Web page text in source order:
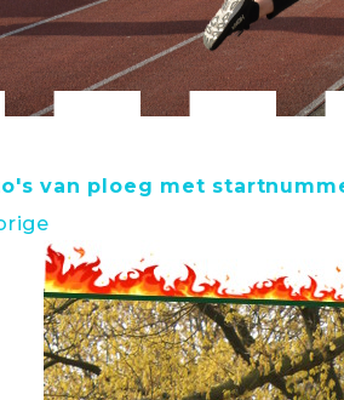
van ploeg met